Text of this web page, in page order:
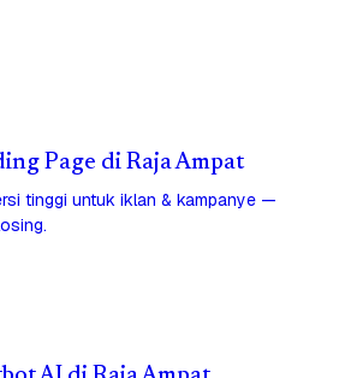
Page di Raja Ampat
tinggi untuk iklan & kampanye —